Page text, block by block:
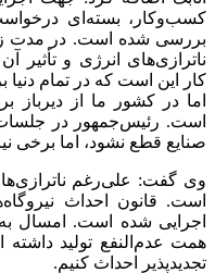
کسب‌وکار، بسته‌ای
بررسی شده است. در مدت
ناترازی‌های انرژی و تأثیر
کار این است که در تمام
اما در کشور ما از دیرباز
است. رئیس‌جمهور در
صنایع قطع نشود، اما برخی
وی گفت: علی‌رغم
است. قانون احداث
همت عدم‌النفع تولید داشته
تجدیدپذیر احداث کنیم.